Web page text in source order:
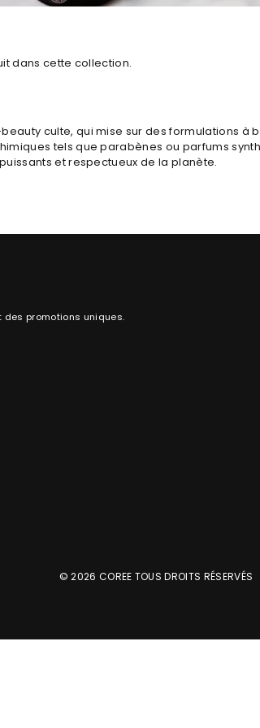
dans cette collection.
culte, qui mise sur des formulations
tels que parabènes ou parfums
et respectueux de la planète.
promotions uniques.
© 2026 COREE TOUS DROITS RÉSERVÉS